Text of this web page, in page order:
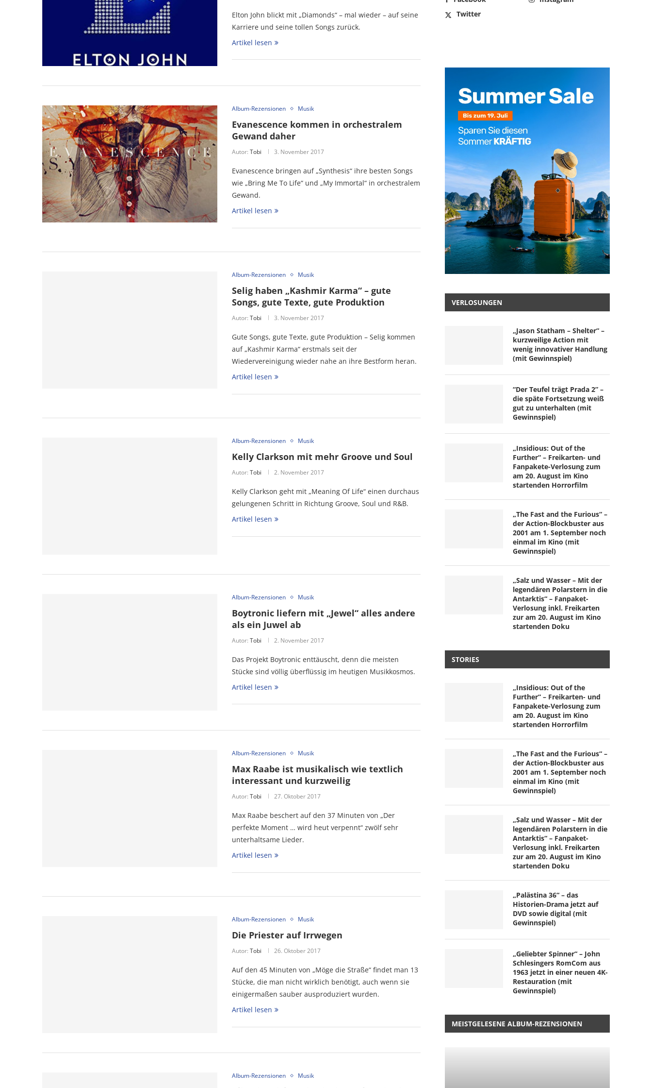
Elton John blickt mit „Diamonds“ – mal wieder – auf seine
Karriere und seine tollen Songs zurück.
Artikel lesen
Album-Rezensionen Musik
Evanescence kommen in orchestralem
Gewand daher
Autor: Tobi 3. November 2017
Evanescence bringen auf „Synthesis“ ihre besten Songs
wie „Bring Me To Life“ und „My Immortal“ in orchestralem
Gewand.
Artikel lesen
Album-Rezensionen Musik
Selig haben „Kashmir Karma“ – gute
Songs, gute Texte, gute Produktion
Autor: Tobi 3. November 2017
Gute Songs, gute Texte, gute Produktion – Selig kommen
auf „Kashmir Karma“ erstmals seit der
Wiedervereinigung wieder nahe an ihre Bestform heran.
Artikel lesen
Album-Rezensionen Musik
Kelly Clarkson mit mehr Groove und Soul
Autor: Tobi 2. November 2017
Kelly Clarkson geht mit „Meaning Of Life“ einen durchaus
gelungenen Schritt in Richtung Groove, Soul und R&B.
Artikel lesen
Album-Rezensionen Musik
Boytronic liefern mit „Jewel“ alles andere
als ein Juwel ab
Autor: Tobi 2. November 2017
Das Projekt Boytronic enttäuscht, denn die meisten
Stücke sind völlig überflüssig im heutigen Musikkosmos.
Artikel lesen
Album-Rezensionen Musik
Max Raabe ist musikalisch wie textlich
interessant und kurzweilig
Autor: Tobi 27. Oktober 2017
Max Raabe beschert auf den 37 Minuten von „Der
perfekte Moment … wird heut verpennt“ zwölf sehr
unterhaltsame Lieder.
Artikel lesen
Album-Rezensionen Musik
Die Priester auf Irrwegen
Autor: Tobi 26. Oktober 2017
Auf den 45 Minuten von „Möge die Straße“ findet man 13
Stücke, die man nicht wirklich benötigt, auch wenn sie
einigermaßen sauber ausproduziert wurden.
Artikel lesen
Album-Rezensionen Musik
Twitter
VERLOSUNGEN
„Jason Statham – Shelter“ –
kurzweilige Action mit
wenig innovativer Handlung
(mit Gewinnspiel)
“Der Teufel trägt Prada 2” –
die späte Fortsetzung weiß
gut zu unterhalten (mit
Gewinnspiel)
„Insidious: Out of the
Further“ – Freikarten- und
Fanpakete-Verlosung zum
am 20. August im Kino
startenden Horrorfilm
„The Fast and the Furious“ –
der Action-Blockbuster aus
2001 am 1. September noch
einmal im Kino (mit
Gewinnspiel)
„Salz und Wasser – Mit der
legendären Polarstern in die
Antarktis“ – Fanpaket-
Verlosung inkl. Freikarten
zur am 20. August im Kino
startenden Doku
STORIES
„Insidious: Out of the
Further“ – Freikarten- und
Fanpakete-Verlosung zum
am 20. August im Kino
startenden Horrorfilm
„The Fast and the Furious“ –
der Action-Blockbuster aus
2001 am 1. September noch
einmal im Kino (mit
Gewinnspiel)
„Salz und Wasser – Mit der
legendären Polarstern in die
Antarktis“ – Fanpaket-
Verlosung inkl. Freikarten
zur am 20. August im Kino
startenden Doku
„Palästina 36“ – das
Historien-Drama jetzt auf
DVD sowie digital (mit
Gewinnspiel)
„Geliebter Spinner“ – John
Schlesingers RomCom aus
1963 jetzt in einer neuen 4K-
Restauration (mit
Gewinnspiel)
MEISTGELESENE ALBUM-REZENSIONEN